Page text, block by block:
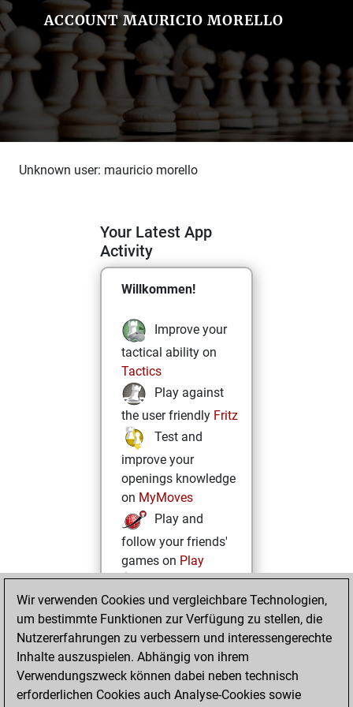
ACCOUNT MAURICIO MORELLO
Unknown user: mauricio morello
Your Latest App
Activity
Willkommen!
Improve your
tactical ability on
Tactics
Play against
the user friendly Fritz
Test and
improve your
openings knowledge
on MyMoves
Play and
follow your friends'
games on Play
Solve some
beautiful and
challenging Studies
on Studies
Wir verwenden Cookies und vergleichbare Technologien,
um bestimmte Funktionen zur Verfügung zu stellen, die
Nutzererfahrungen zu verbessern und interessengerechte
Inhalte auszuspielen. Abhängig von ihrem
Verwendungszweck können dabei neben technisch
erforderlichen Cookies auch Analyse-Cookies sowie